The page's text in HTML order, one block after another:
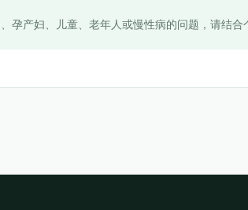
孕产妇、儿童、老年人或慢性病的问题，请结合